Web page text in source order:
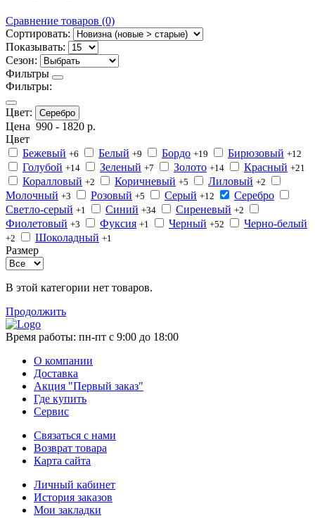
Сравнение товаров (0)
Сортировать:
Показывать:
Сезон:
Фильтры
Фильтры:
Цвет: Серебро
Цена 990 - 1820 р.
Цвет
Бежевый +6 Белый +9 Бордо +19 Бирюзовый +12
Голубой +14 Зеленый +7 Золото +14 Красный +21
Коралловый +2 Коричневый +5 Лиловый +2
Молочный +3 Розовый +5 Серый +12
Серебро
Светло-серый +1 Синий +34 Сиреневый +2
Фиолетовый +3 Фуксия +1 Черный +52 Черно-белый
+2 Шоколадный +1
Размер
В этой категории нет товаров.
Продолжить
Время работы: пн-пт с 9:00 до 18:00
О компании
Доставка
Акция "Первый заказ"
Где купить
Сервис
Связаться с нами
Возврат товара
Карта сайта
Личный кабинет
История заказов
Мои закладки